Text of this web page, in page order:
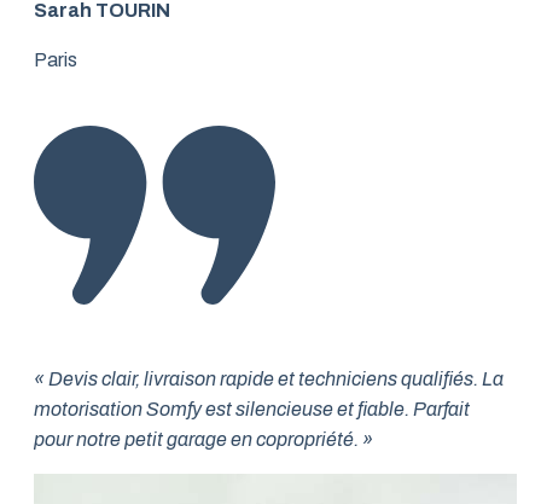
Sarah TOURIN
Paris
« Devis clair, livraison rapide et techniciens qualifiés. La
motorisation Somfy est silencieuse et fiable. Parfait
pour notre petit garage en copropriété. »